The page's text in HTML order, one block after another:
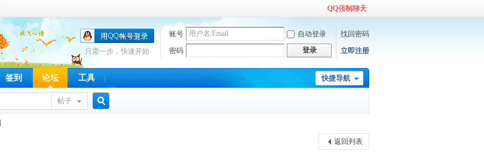
QQ强制聊天
账号 自动登录
找回密码
密码
登录 立即注册
只需一步，快速开始
快捷导航
签到 论坛 工具
帖子
返回列表